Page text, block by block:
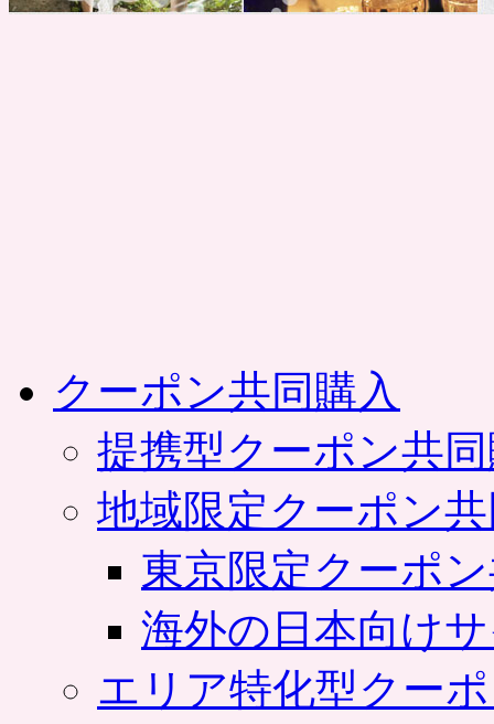
クーポン共同購入
提携型クーポン共
地域限定クーポン
東京限定クーポ
海外の日本向け
エリア特化型クー